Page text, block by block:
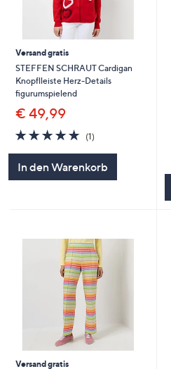
Versand gratis
STEFFEN SCHRAUT Cardigan
Knopflleiste Herz-Details
figurumspielend
€ 49,99
5.0
von
(1)
In den Warenkorb
Versand gratis